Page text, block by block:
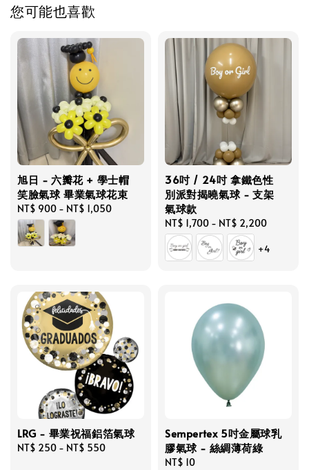
您可能也喜歡
旭日 - 六瓣花 + 學士帽
笑臉氣球 畢業氣球花束
Regular
price
NT$ 900 - NT$ 1,050
36吋 / 24吋 拿鐵色性
別派對揭曉氣球 - 支架
氣球款
Regular
price
NT$ 1,700 - NT$ 2,200
+4
LRG - 畢業祝福鋁箔氣球
Regular
NT$ 250 - NT$ 550
Sempertex 5吋金屬球乳
膠氣球 - 絲綢薄荷綠
Regular
NT$ 10